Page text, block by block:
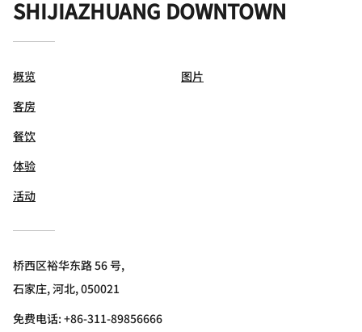
SHIJIAZHUANG DOWNTOWN
概览
客房
餐饮
体验
活动
图片
桥西区裕华东路 56 号,
石家庄, 河北, 050021
免费电话:+86-311-89856666